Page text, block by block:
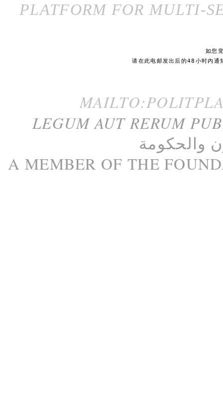
PLATFORM FOR MULTI-
如您
请在此电邮发出后的48小时内通
LEGUM AUT RERUM
والحكومة
A MEMBER OF THE